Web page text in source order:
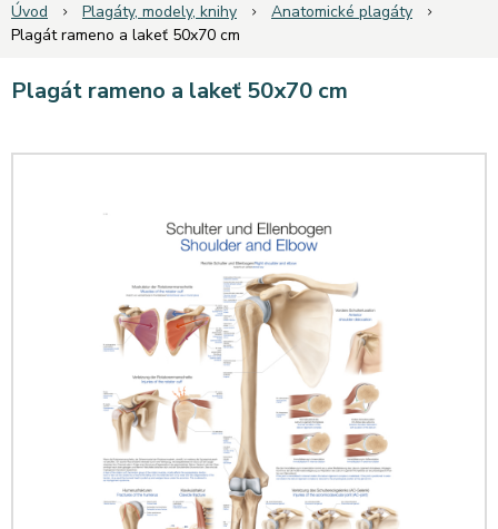
Úvod Plagáty, modely, knihy
Anatomické plagáty
Plagát rameno a lakeť 50x70 cm
Plagát rameno a lakeť 50x70 cm